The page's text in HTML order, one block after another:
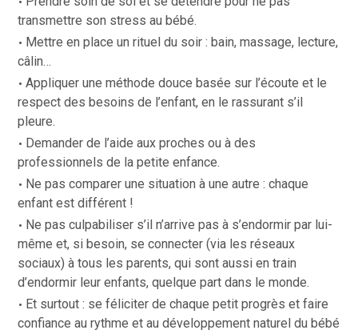
transmettre son stress au bébé.
Mettre en place un rituel du soir : bain, massage, lecture,
câlin…
Appliquer une méthode douce basée sur l’écoute et le
respect des besoins de l’enfant, en le rassurant s’il
pleure.
Demander de l’aide aux proches ou à des
professionnels de la petite enfance.
Ne pas comparer une situation à une autre : chaque
enfant est différent !
Ne pas culpabiliser s’il n’arrive pas à s’endormir par lui-
même et, si besoin, se connecter (via les réseaux
sociaux) à tous les parents, qui sont aussi en train
d’endormir leur enfants, quelque part dans le monde.
Et surtout : se féliciter de chaque petit progrès et faire
confiance au rythme et au développement naturel du bébé